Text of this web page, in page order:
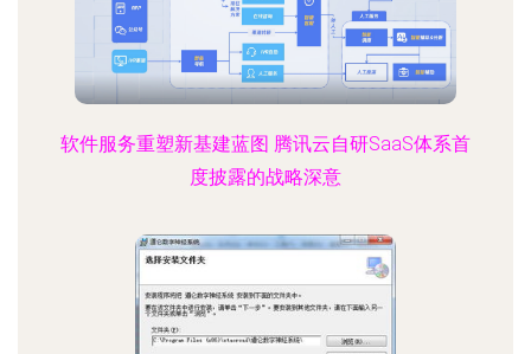
软件服务重塑新基建蓝图 腾讯云自研SaaS体系首
度披露的战略深意